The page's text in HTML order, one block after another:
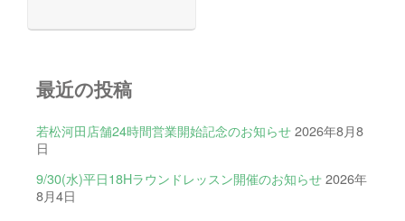
最近の投稿
若松河田店舗24時間営業開始記念のお知らせ 2026年8月8
日
9/30(水)平日18Hラウンドレッスン開催のお知らせ 2026年
8月4日